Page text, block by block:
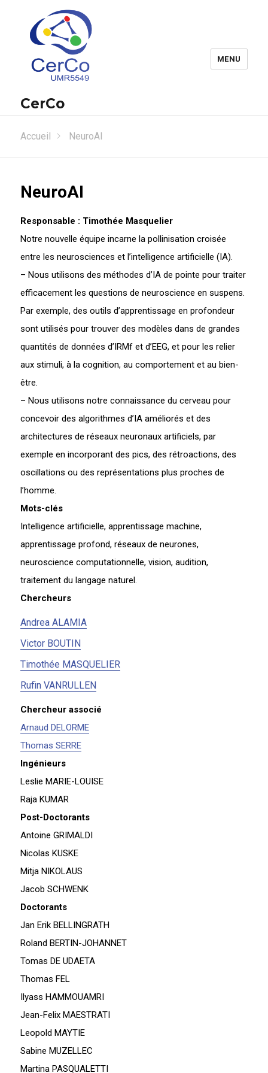
CerCo
MENU
Accueil NeuroAI
NeuroAI
Responsable : Timothée Masquelier
Notre nouvelle équipe incarne la pollinisation croisée
entre les neurosciences et l’intelligence artificielle (IA).
– Nous utilisons des méthodes d’IA de pointe pour traiter
efficacement les questions de neuroscience en suspens.
Par exemple, des outils d’apprentissage en profondeur
sont utilisés pour trouver des modèles dans de grandes
quantités de données d’IRMf et d’EEG, et pour les relier
aux stimuli, à la cognition, au comportement et au bien-
être.
– Nous utilisons notre connaissance du cerveau pour
concevoir des algorithmes d’IA améliorés et des
architectures de réseaux neuronaux artificiels, par
exemple en incorporant des pics, des rétroactions, des
oscillations ou des représentations plus proches de
l’homme.
Mots-clés
Intelligence artificielle, apprentissage machine,
apprentissage profond, réseaux de neurones,
neuroscience computationnelle, vision, audition,
traitement du langage naturel.
Chercheurs
Andrea ALAMIA
Victor BOUTIN
Timothée MASQUELIER
Rufin VANRULLEN
Chercheur associé
Arnaud DELORME
Thomas SERRE
Ingénieurs
Leslie MARIE-LOUISE
Raja KUMAR
Post-Doctorants
Antoine GRIMALDI
Nicolas KUSKE
Mitja NIKOLAUS
Jacob SCHWENK
Doctorants
Jan Erik BELLINGRATH
Roland BERTIN-JOHANNET
Tomas DE UDAETA
Thomas FEL
Ilyass HAMMOUAMRI
Jean-Felix MAESTRATI
Leopold MAYTIE
Sabine MUZELLEC
Martina PASQUALETTI